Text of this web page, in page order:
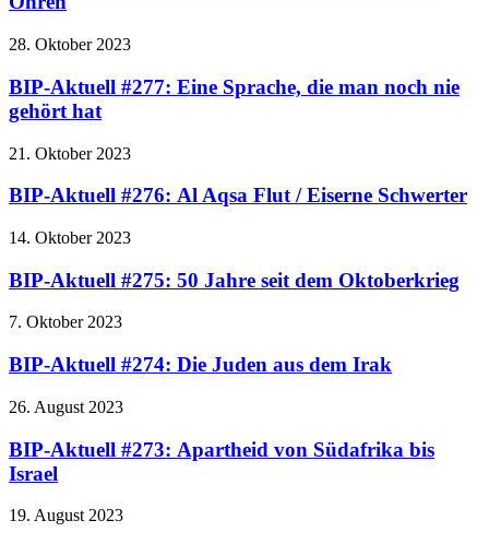
28. Oktober 2023
BIP-Aktuell #277: Eine Sprache, die man noch nie
gehört hat
21. Oktober 2023
BIP-Aktuell #276: Al Aqsa Flut / Eiserne Schwerter
14. Oktober 2023
BIP-Aktuell #275: 50 Jahre seit dem Oktoberkrieg
7. Oktober 2023
BIP-Aktuell #274: Die Juden aus dem Irak
26. August 2023
BIP-Aktuell #273: Apartheid von Südafrika bis
Israel
19. August 2023